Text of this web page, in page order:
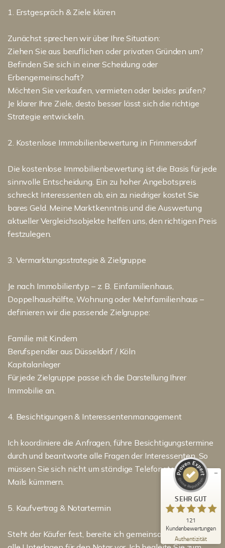
1. Erstgespräch & Ziele klären
Zunächst sprechen wir über Ihre Situation:
Ziehen Sie aus beruflichen oder privaten Gründen um?
Befinden Sie sich in einer Scheidung oder
Erbengemeinschaft?
Möchten Sie verkaufen, vermieten oder beides prüfen?
Je klarer Ihre Ziele, desto besser lässt sich die richtige
Strategie entwickeln.
2. Kostenlose Immobilienbewertung in Frimmersdorf
Die kostenlose Immobilienbewertung ist die Basis für jede
sinnvolle Entscheidung. Ein zu hoher Angebotspreis
schreckt Interessenten ab, ein zu niedriger kostet Sie
bares Geld. Meine Marktkenntnis und die Auswertung
aktueller Vergleichsobjekte helfen uns, den richtigen Preis
festzulegen.
3. Vermarktungsstrategie & Zielgruppe
Je nach Immobilientyp – z. B. Einfamilienhaus,
Doppelhaushälfte, Wohnung oder Mehrfamilienhaus –
definieren wir die passende Zielgruppe:
Familie mit Kindern
Berufspendler aus Düsseldorf / Köln
Kapitalanleger
Für jede Zielgruppe passe ich die Darstellung Ihrer
Immobilie an.
4. Besichtigungen & Interessentenmanagement
Ich koordiniere die Anfragen, führe Besichtigungstermine
durch und beantworte alle Fragen der Interessenten. So
müssen Sie sich nicht um ständige Telefonate und E-
Mails kümmern.
5. Kaufvertrag & Notartermin
Steht der Käufer fest, bereite ich gemeinsam mit Ihnen
SEHR GUT
121
Kundenbewertungen
Authentizität
Immobilienmakler Michael Ruland
100
Empfehlungen auf
ProvenExpert.com
5,00
/
5,00
18
Bewertungen auf
ProvenExpert.com
Blick aufs ProvenExpert-Profil werfen
06.08.2026